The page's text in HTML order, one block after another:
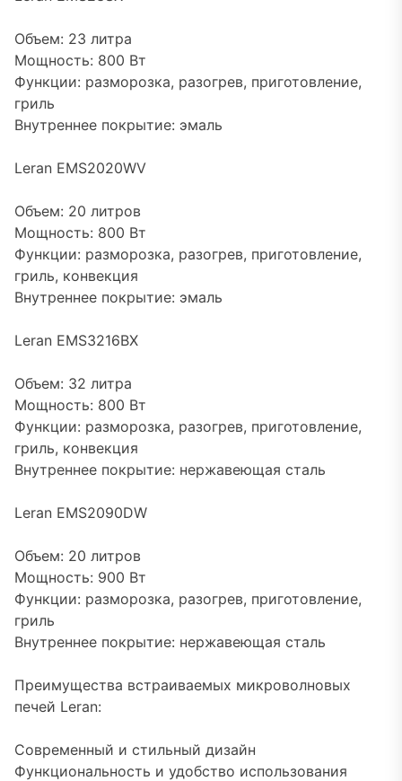
Объем: 23 литра
Мощность: 800 Вт
Функции: разморозка, разогрев, приготовление,
гриль
Внутреннее покрытие: эмаль
Leran EMS2020WV
Объем: 20 литров
Мощность: 800 Вт
Функции: разморозка, разогрев, приготовление,
гриль, конвекция
Внутреннее покрытие: эмаль
Leran EMS3216BX
Объем: 32 литра
Мощность: 800 Вт
Функции: разморозка, разогрев, приготовление,
гриль, конвекция
Внутреннее покрытие: нержавеющая сталь
Leran EMS2090DW
Объем: 20 литров
Мощность: 900 Вт
Функции: разморозка, разогрев, приготовление,
гриль
Внутреннее покрытие: нержавеющая сталь
Преимущества встраиваемых микроволновых
печей Leran:
Современный и стильный дизайн
Функциональность и удобство использования